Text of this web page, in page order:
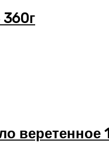
веретенное